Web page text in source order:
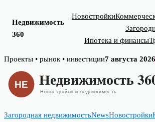
Недвижимость
360
Новостройки
Ипотека и финансы
Skip
content
Проекты • рынок • инвестиции7 августа 2026
Загородная недвижимостьNewsНовостройки